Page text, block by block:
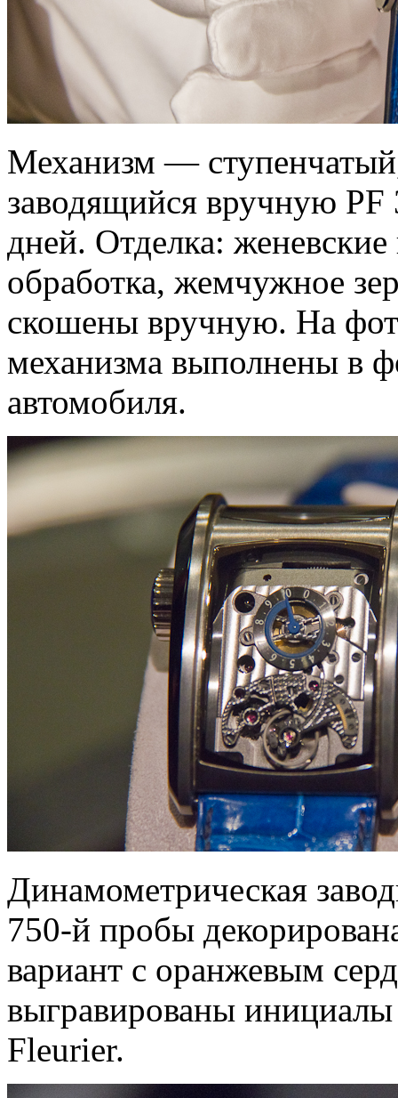
Механизм —
заводящийся вручную PF
дней. Отделка:
обработка, жемчужное
скошены вручную. На
механизма выполнены в
автомобиля.
Динамометрическая
750-й пробы
вариант с оранжевым
выгравированы
Fleurier.